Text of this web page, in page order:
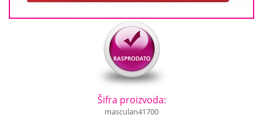
Šifra proizvoda:
masculan41700